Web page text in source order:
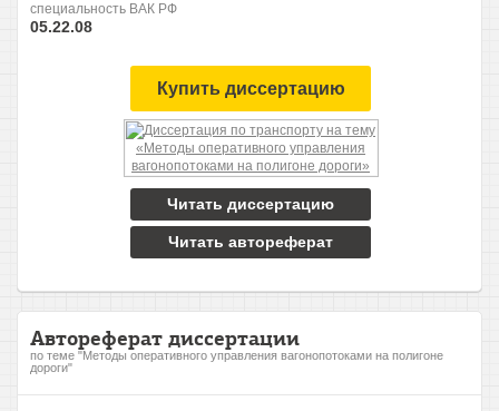
специальность ВАК РФ
05.22.08
Купить диссертацию
Читать диссертацию
Читать автореферат
Автореферат диссертации
по теме "Методы оперативного управления вагонопотоками на полигоне
дороги"